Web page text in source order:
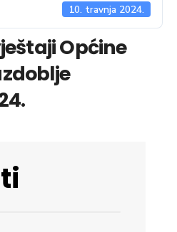
10. travnja 2024.
Općine